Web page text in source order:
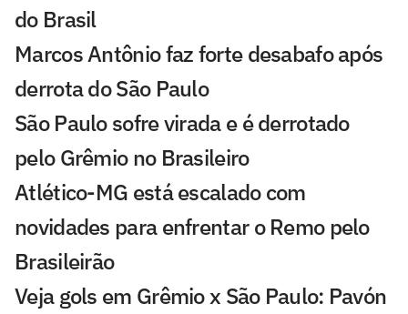
do Brasil
Marcos Antônio faz forte desabafo após
derrota do São Paulo
São Paulo sofre virada e é derrotado
pelo Grêmio no Brasileiro
Atlético-MG está escalado com
novidades para enfrentar o Remo pelo
Brasileirão
Veja gols em Grêmio x São Paulo: Pavón